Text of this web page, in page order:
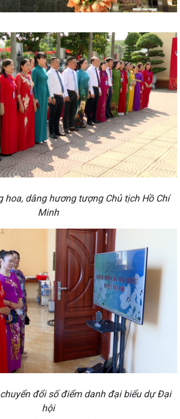
hoa, dâng hương tượng Chủ tịch Hồ Chí
Minh
đổi số điểm danh đại biểu dự Đại
hội